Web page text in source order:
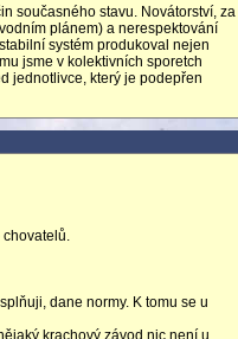
současného stavu. Novátorství, za
plánem) a nerespektování
systém produkoval nejen
jsme v kolektivních sporetch
jednotlivce, který je podepřen
chovatelů.
dane normy. K tomu se u
krachový závod nic není u